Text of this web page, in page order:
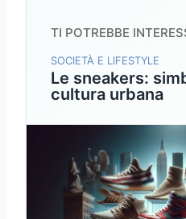
TI POTREBBE
SOCIETÀ E LIFESTYLE
Le sneakers:
cultura urbana